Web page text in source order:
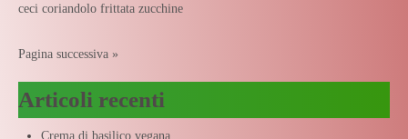
ceci coriandolo frittata zucchine
Pagina successiva »
Articoli recenti
Crema di basilico vegana